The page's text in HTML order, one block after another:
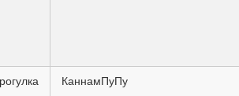
КаннамПуПу